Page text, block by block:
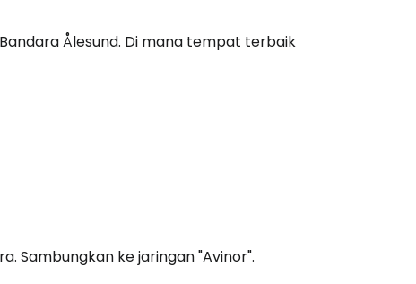
Ålesund. Di mana tempat terbaik
Sambungkan ke jaringan "Avinor".